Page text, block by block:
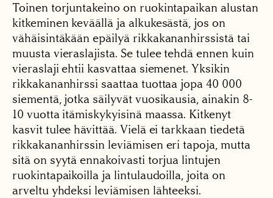
Toinen torjuntakeino on ruokintapaikan alustan
kitkeminen keväällä ja alkukesästä, jos on
vähäisintäkään epäilyä rikkakananhirssistä tai
muusta vieraslajista. Se tulee tehdä ennen kuin
vieraslaji ehtii kasvattaa siemenet. Yksikin
rikkakananhirssi saattaa tuottaa jopa 40 000
siementä, jotka säilyvät vuosikausia, ainakin 8-
10 vuotta itämiskykyisinä maassa. Kitkenyt
kasvit tulee hävittää. Vielä ei tarkkaan tiedetä
rikkakananhirssin leviämisen eri tapoja, mutta
sitä on syytä ennakoivasti torjua lintujen
ruokintapaikoilla ja lintulaudoilla, joita on
arveltu yhdeksi leviämisen lähteeksi.